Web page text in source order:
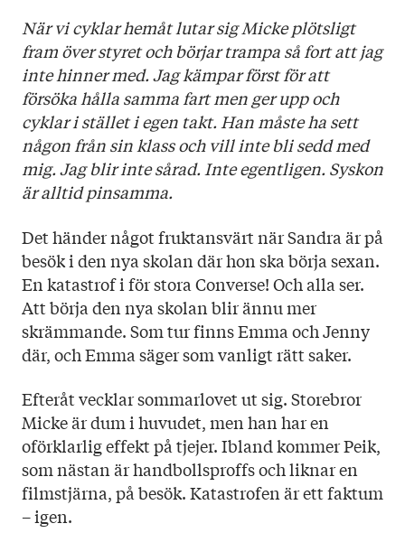
Titel: Alla mina katastrofer
Språk: Svenska
Sidantal: 150
Format: Kartonnage
Omslag: Hilda Forss
När vi cyklar hemåt lutar sig Micke plötsligt
fram över styret och börjar trampa så fort att jag
inte hinner med. Jag kämpar först för att
försöka hålla samma fart men ger upp och
cyklar i stället i egen takt. Han måste ha sett
någon från sin klass och vill inte bli sedd med
mig. Jag blir inte sårad. Inte egentligen. Syskon
är alltid pinsamma.
Det händer något fruktansvärt när Sandra är på
besök i den nya skolan där hon ska börja sexan.
En katastrof i för stora Converse! Och alla ser.
Att börja den nya skolan blir ännu mer
skrämmande. Som tur finns Emma och Jenny
där, och Emma säger som vanligt rätt saker.
Efteråt vecklar sommarlovet ut sig. Storebror
Micke är dum i huvudet, men han har en
oförklarlig effekt på tjejer. Ibland kommer Peik,
som nästan är handbollsproffs och liknar en
filmstjärna, på besök. Katastrofen är ett faktum
– igen.